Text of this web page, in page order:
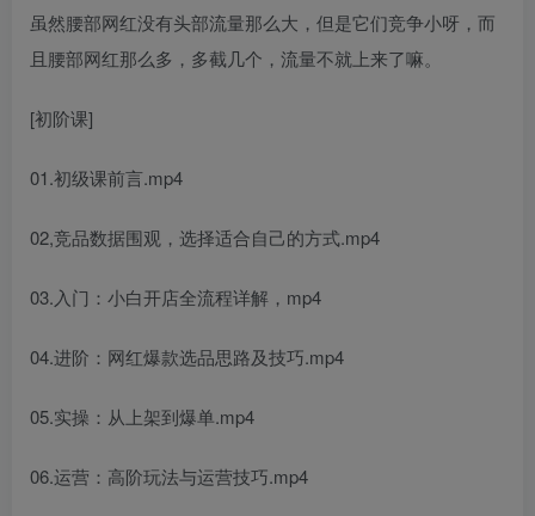
虽然腰部网红没有头部流量那么大，但是它们竞争小呀，而
且腰部网红那么多，多截几个，流量不就上来了嘛。
[初阶课]
01.初级课前言.mp4
02,竞品数据围观，选择适合自己的方式.mp4
03.入门：小白开店全流程详解，mp4
04.进阶：网红爆款选品思路及技巧.mp4
05.实操：从上架到爆单.mp4
06.运营：高阶玩法与运营技巧.mp4